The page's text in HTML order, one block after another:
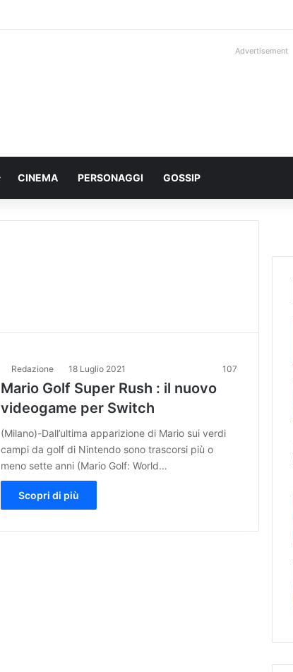
Advertisement
CINEMA PERSONAGGI GOSSIP
Redazione 18 Luglio 2021 107
Mario Golf Super Rush : il nuovo
videogame per Switch
(Milano)-Dall’ultima apparizione di Mario sui verdi
campi da golf di Nintendo sono trascorsi più o
meno sette anni (Mario Golf: World…
Scopri di più